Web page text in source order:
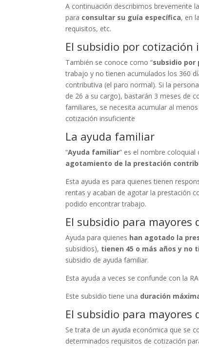
A continuación describimos brevemente
para consultar su guía específica, en
requisitos, etc.
El subsidio por cotización
También se conoce como “subsidio por
trabajo y no tienen acumulados los 360
contributiva (el paro normal). Si la
de 26 a su cargo), bastarán 3 meses de
familiares, se necesita acumular al
cotización insuficiente
La ayuda familiar
“Ayuda familiar” es el nombre
agotamiento de la prestación
Esta ayuda es para quienes tienen
rentas y acaban de agotar la prestación
podido encontrar trabajo.
El subsidio para mayores
Ayuda para quienes han agotado la
subsidios), tienen 45 o más años y no
subsidio de ayuda familiar.
Esta ayuda a veces se confunde con la
Este subsidio tiene una duración
El subsidio para mayores
Se trata de un ayuda económica que se
determinados requisitos de cotización